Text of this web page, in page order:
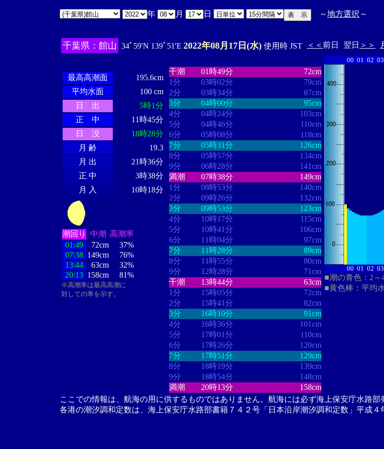
年 月 日 ～地方選択 ～
千葉県：館山 34ﾟ59'N 139ﾟ51'E 2022年08月17日(水) 使用時 JST ＜＜ 前日 翌日 ＞＞
最高高潮面
195.6cm
平均水面
100 cm
日 出
5時1分
正 中
11時45分
日 没
18時28分
月 齢
19.3
月 出
21時36分
正 中
3時38分
月 入
10時18分
潮回り 中潮 高潮率
01:49
72cm
37%
07:38 149cm
76%
13:44
63cm
32%
20:13 158cm 81%
※高潮率は最高高潮に
対しての率を示す。
干潮
01時49分
72cm
1分
03時02分
79cm
2分
03時34分
87cm
3分
04時00分
95cm
4分
04時24分
103cm
5分
04時46分
110cm
6分
05時08分
118cm
7分
05時31分
126cm
8分
05時57分
134cm
9分
06時28分
141cm
満潮
07時38分
149cm
1分
08時53分
140cm
2分
09時26分
132cm
3分
09時53分
123cm
4分
10時17分
115cm
5分
10時41分
106cm
6分
11時04分
97cm
7分
11時28分
89cm
8分
11時55分
80cm
9分
12時28分
71cm
干潮
13時44分
63cm
1分
15時05分
72cm
2分
15時41分
82cm
3分
16時10分
91cm
4分
16時36分
101cm
5分
17時01分
110cm
6分
17時26分
120cm
7分
17時51分
129cm
8分
18時19分
139cm
9分
18時54分
148cm
満潮
20時13分 158cm
00 01 02 03
00 01 02 03
■潮の青色：2～
■黄色棒：平均
ここでの情報は、航海の用に供するものではありません。航海には必ず海上保安庁水路部
各港の潮汐調和定数は、海上保安庁水路部書籍７４２号「日本沿岸潮汐調和定数」平成４